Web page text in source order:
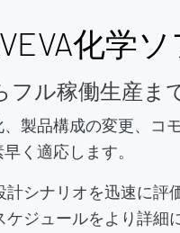
化学
フル稼働生産ま
製品構成の変更、コ
く適応します。
計シナリオを迅速に評
ケジュールをより詳細